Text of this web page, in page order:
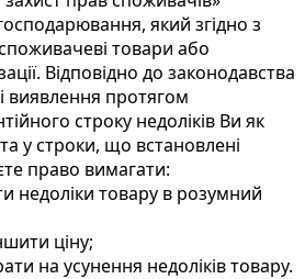
який згідно з
товари або
Відповідно до законодавства
виявлення протягом
строку недоліків Ви як
у строки, що встановлені
право вимагати:
недоліки товару в розумний
ціну;
на усунення недоліків товару.